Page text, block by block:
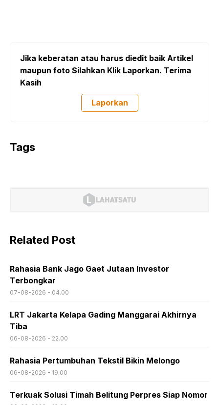
Jika keberatan atau harus diedit baik Artikel
maupun foto Silahkan Klik Laporkan. Terima
Kasih
Laporkan
Tags
Related Post
Rahasia Bank Jago Gaet Jutaan Investor
Terbongkar
07-08-2026 - 04.00
LRT Jakarta Kelapa Gading Manggarai Akhirnya
Tiba
06-08-2026 - 22.00
Rahasia Pertumbuhan Tekstil Bikin Melongo
06-08-2026 - 19.00
Terkuak Solusi Timah Belitung Perpres Siap Nomor